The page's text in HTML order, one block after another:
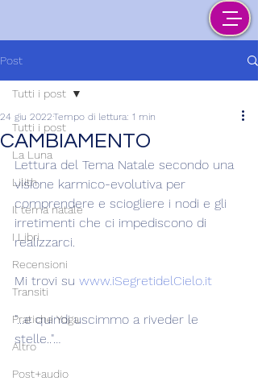
Post
Tutti i post
La Luna
Lilith
Il tema natale
I Libri
Recensioni
Transiti
Pratiche Yoga
Altro
Post+audio
Tutti i post
CAMBIAMENTO
24 giu 2022Tempo di lettura: 1 min
Lettura del Tema Natale secondo una
visione karmico-evolutiva per
comprendere e sciogliere i nodi e gli
irretimenti che ci impediscono di
realizzarci.
Mi trovi su www.iSegretidelCielo.it
"...e quindi uscimmo a riveder le
stelle.."…